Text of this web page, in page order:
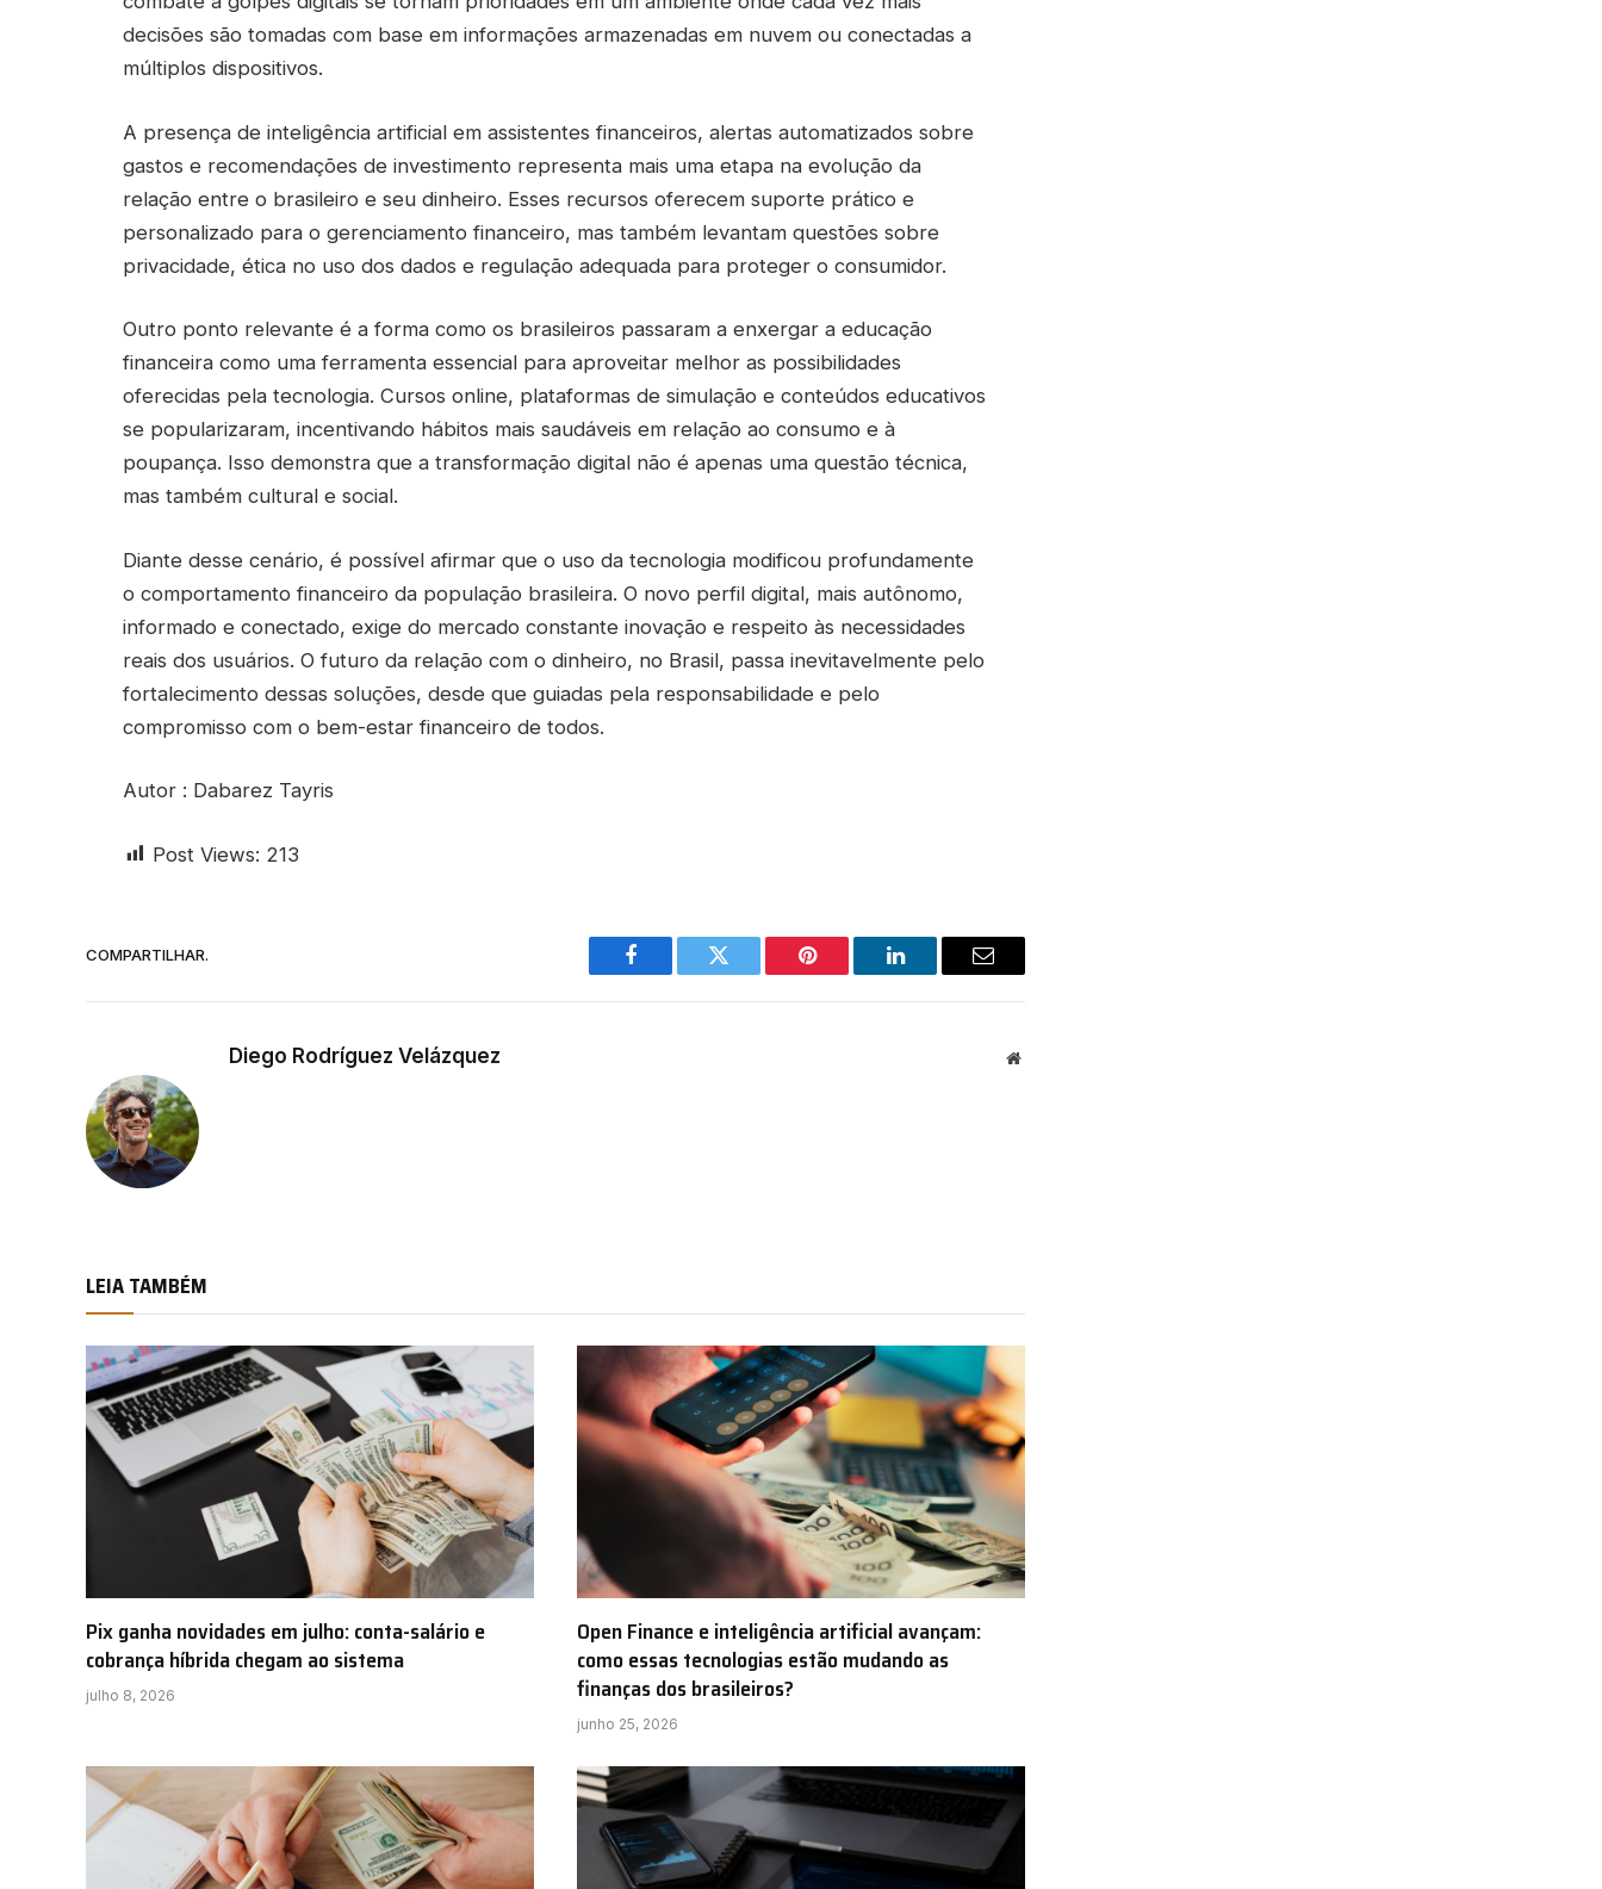
decisões são tomadas com base em informações armazenadas em nuvem ou conectadas a
múltiplos dispositivos.
A presença de inteligência artificial em assistentes financeiros, alertas automatizados sobre
gastos e recomendações de investimento representa mais uma etapa na evolução da
relação entre o brasileiro e seu dinheiro. Esses recursos oferecem suporte prático e
personalizado para o gerenciamento financeiro, mas também levantam questões sobre
privacidade, ética no uso dos dados e regulação adequada para proteger o consumidor.
Outro ponto relevante é a forma como os brasileiros passaram a enxergar a educação
financeira como uma ferramenta essencial para aproveitar melhor as possibilidades
oferecidas pela tecnologia. Cursos online, plataformas de simulação e conteúdos educativos
se popularizaram, incentivando hábitos mais saudáveis em relação ao consumo e à
poupança. Isso demonstra que a transformação digital não é apenas uma questão técnica,
mas também cultural e social.
Diante desse cenário, é possível afirmar que o uso da tecnologia modificou profundamente
o comportamento financeiro da população brasileira. O novo perfil digital, mais autônomo,
informado e conectado, exige do mercado constante inovação e respeito às necessidades
reais dos usuários. O futuro da relação com o dinheiro, no Brasil, passa inevitavelmente pelo
fortalecimento dessas soluções, desde que guiadas pela responsabilidade e pelo
compromisso com o bem-estar financeiro de todos.
Autor : Dabarez Tayris
Post Views: 213
COMPARTILHAR.
Facebook Twitter Pinterest LinkedIn Email
Diego Rodríguez Velázquez Website
LEIA TAMBÉM
Pix ganha novidades em julho: conta-salário e
cobrança híbrida chegam ao sistema
julho 8, 2026
Open Finance e inteligência artificial avançam:
como essas tecnologias estão mudando as
finanças dos brasileiros?
junho 25, 2026